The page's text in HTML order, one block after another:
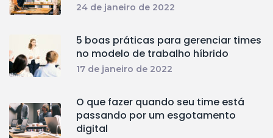
24 de janeiro de 2022
5 boas práticas para gerenciar times
no modelo de trabalho híbrido
17 de janeiro de 2022
O que fazer quando seu time está
passando por um esgotamento
digital